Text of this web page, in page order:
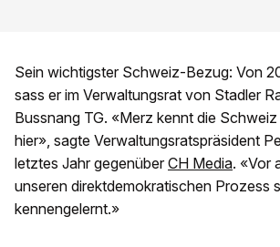
Sein wichtigster Schweiz-Bezug: Von
sass er im Verwaltungsrat von Stadler
Bussnang TG. «Merz kennt die
hier», sagte Verwaltungsratspräsident
letztes Jahr gegenüber CH Media. «Vor
unseren direktdemokratischen Prozess
kennengelernt.»